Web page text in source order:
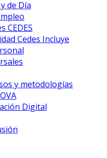
de Día
CEDES
Cedes Incluye
y metodologías
Digital